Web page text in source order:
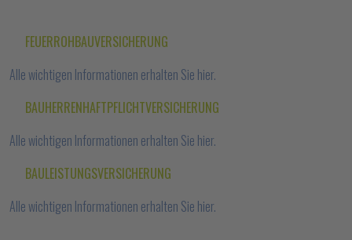
FEUERROHBAUVERSICHERUNG
Alle wichtigen Informationen erhalten Sie hier.
BAUHERRENHAFTPFLICHTVERSICHERUNG
Alle wichtigen Informationen erhalten Sie hier.
BAULEISTUNGSVERSICHERUNG
Alle wichtigen Informationen erhalten Sie hier.